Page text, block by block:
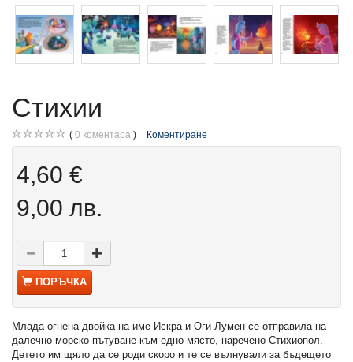
Стихии
0 коментара Коментиране
4,60 €
9,00 лв.
ПОРЪЧКА
Млада огнена двойка на име Искра и Оги Лумен се отправила на
далечно морско пътуване към едно място, наречено Стихиопол.
Детето им щяло да се роди скоро и те се вълнували за бъдещето